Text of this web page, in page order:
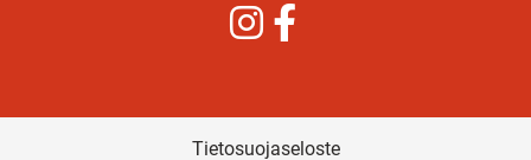
Instagram
Tietosuojaseloste